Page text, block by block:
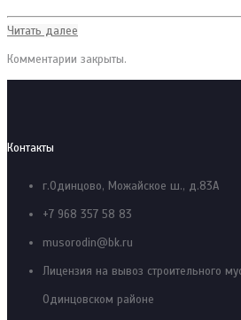
Читать далее
Комментарии закрыты.
Контакты
г.Одинцово, Можайское ш., д.83А
+7 968 357 58 83
musorodin@bk.ru
Лицензия на вывоз строительного
Одинцовском районе